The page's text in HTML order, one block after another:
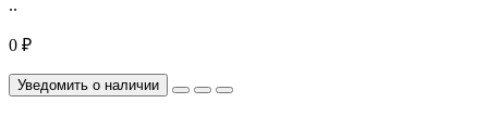
..
0 ₽
Уведомить о наличии